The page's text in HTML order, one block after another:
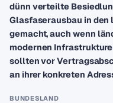
dünn verteilte
Glasfaserausbau in
gemacht, auch wenn
modernen
sollten vor
an ihrer konkreten
BUNDESLAND